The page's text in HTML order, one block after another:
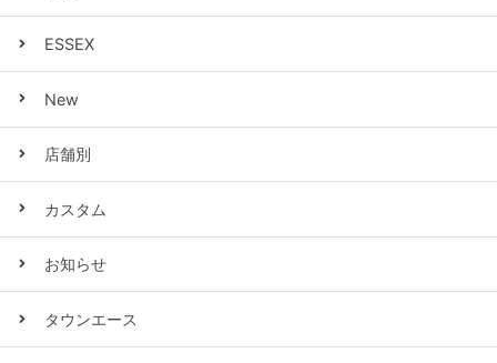
ESSEX
New
店舗別
カスタム
お知らせ
タウンエース